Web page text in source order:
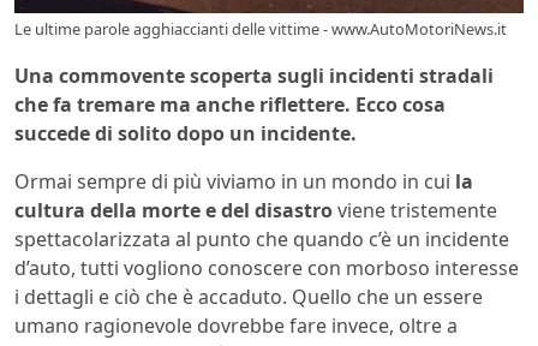
Le ultime parole agghiaccianti delle vittime - www.AutoMotoriNews.it
Una commovente scoperta sugli incidenti stradali
che fa tremare ma anche riflettere. Ecco cosa
succede di solito dopo un incidente.
Ormai sempre di più viviamo in un mondo in cui la
cultura della morte e del disastroviene tristemente
spettacolarizzata al punto che quando c’è un incidente
d’auto, tutti vogliono conoscere con morboso interesse
i dettagli e ciò che è accaduto. Quello che un essere
umano ragionevole dovrebbe fare invece, oltre a